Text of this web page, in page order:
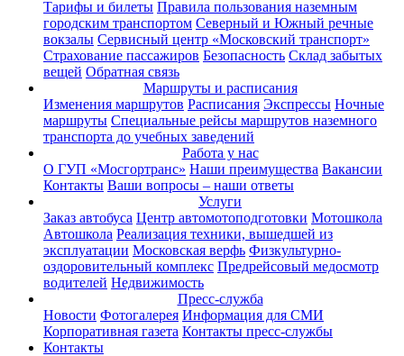
Тарифы и билеты Правила пользования наземным
городским транспортом Северный и Южный речные
вокзалы Сервисный центр «Московский транспорт»
Страхование пассажиров Безопасность Склад забытых
вещей Обратная связь
Маршруты и расписания
Изменения маршрутов Расписания Экспрессы Ночные
маршруты Специальные рейсы маршрутов наземного
транспорта до учебных заведений
Работа у нас
О ГУП «Мосгортранс» Наши преимущества Вакансии
Контакты Ваши вопросы – наши ответы
Услуги
Заказ автобуса Центр автомотоподготовки Мотошкола
Автошкола Реализация техники, вышедшей из
эксплуатации Московская верфь Физкультурно-
оздоровительный комплекс Предрейсовый медосмотр
водителей Недвижимость
Пресс-служба
Новости Фотогалерея Информация для СМИ
Корпоративная газета Контакты пресс-службы
Контакты